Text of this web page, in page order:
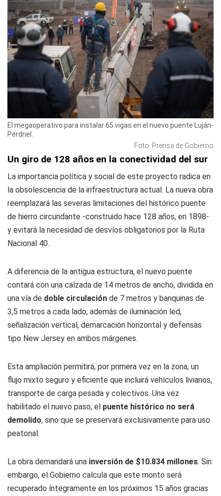
El megaoperativo para instalar 65 vigas en el nuevo puente Luján-
Perdriel.
Foto: Prensa de Gobierno
Un giro de 128 años en la conectividad del sur
La importancia política y social de este proyecto radica en
la obsolescencia de la infraestructura actual. La nueva obra
reemplazará las severas limitaciones del histórico puente
de hierro circundante -construido hace 128 años, en 1898-
y evitará la necesidad de desvíos obligatorios por la Ruta
Nacional 40.
A diferencia de la antigua estructura, el nuevo puente
contará con una calzada de 14 metros de ancho, dividida en
una vía de doble circulación de 7 metros y banquinas de
3,5 metros a cada lado, además de iluminación led,
señalización vertical, demarcación horizontal y defensas
tipo New Jersey en ambos márgenes.
Esta ampliación permitirá, por primera vez en la zona, un
flujo mixto seguro y eficiente que incluirá vehículos livianos,
transporte de carga pesada y colectivos. Una vez
habilitado el nuevo paso, el puente histórico no será
demolido, sino que se preservará exclusivamente para uso
peatonal.
La obra demandará una inversión de $10.834 millones. Sin
embargo, el Gobierno calcula que este monto será
recuperado íntegramente en los próximos 15 años gracias